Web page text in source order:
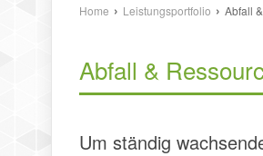
Home › Leistungsportfolio › Abfall
Abfall &
Um ständig